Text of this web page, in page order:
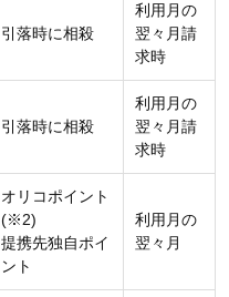
引落時に相殺
利用月の
翌々月請
求時
引落時に相殺
利用月の
翌々月請
求時
オリコポイント
(※2)
提携先独自ポイ
ント
利用月の
翌々月